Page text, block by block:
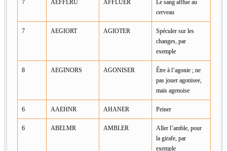
7 AEFFLRU AFFLUER
Le sang afflue au
cerveau
7 AEGIORT AGIOTER
Spéculer sur les
changes, par
exemple
8 AEGINORS AGONISER
Être à l’agonie ; ne
pas jouer agonisee,
mais agenoise
6 AAEHNR AHANER Peiner
6 ABELMR AMBLER
Aller l’amble, pour
la girafe, par
exemple